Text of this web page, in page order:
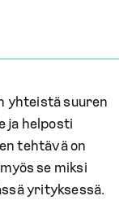
yhteistä suuren
ja helposti
tehtävä on
se miksi
yrityksessä.